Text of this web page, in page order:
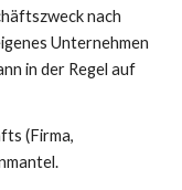
nach
Unternehmen
in der Regel auf
(Firma,